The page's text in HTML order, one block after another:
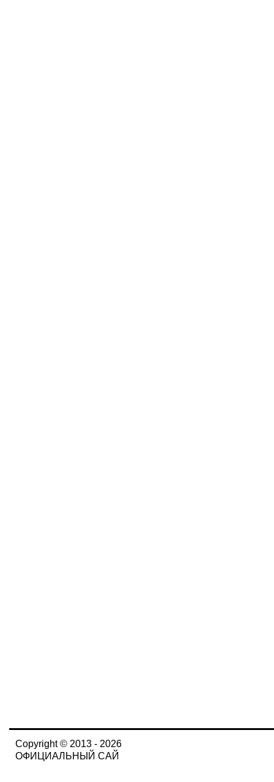
Copyright © 2013 - 2026
ОФИЦИАЛЬНЫЙ САЙ